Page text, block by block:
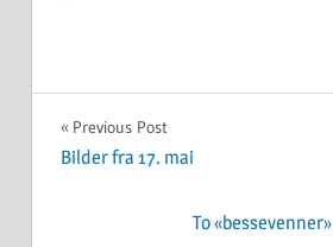
ARRANGEMENT
Innleggsnavigasjon
Previous Post
Bilder fra 17. mai
To